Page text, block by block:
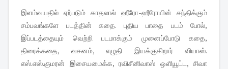
இளம்வயதில் ஏற்படும் காதலால் ஹீரோ-ஹீரோயின் சந்திக்கும்
சம்பவங்களே படத்தின் கதை. புதிய பாதை படம் போல்,
இப்படத்தையும் வெற்றி படமாக்கும் முனைப்போடு கதை,
திரைக்கதை, வசனம், எழுதி இயக்குகிறார் வியாஸ்.
எஸ்.எஸ்.குமரன் இசையமைக்க, ரவிசீனிவாஸ் ஒளியூட்ட, சிவா